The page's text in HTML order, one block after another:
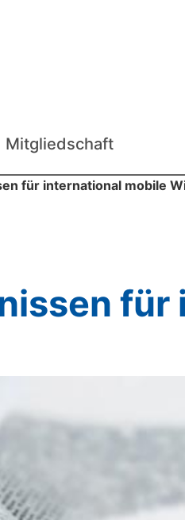
Mitgliedschaft
für international mobile